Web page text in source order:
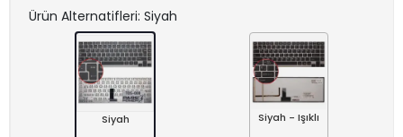
Ürün Alternatifleri: Siyah
Siyah Siyah - Işıklı